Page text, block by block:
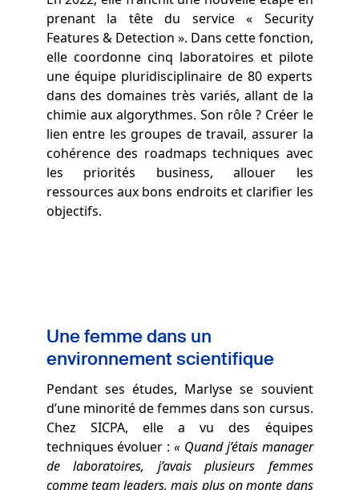
prenant la tête du service « Security
Features & Detection ». Dans cette fonction,
elle coordonne cinq laboratoires et pilote
une équipe pluridisciplinaire de 80 experts
dans des domaines très variés, allant de la
chimie aux algorythmes. Son rôle ? Créer le
lien entre les groupes de travail, assurer la
cohérence des roadmaps techniques avec
les priorités business, allouer les
ressources aux bons endroits et clarifier les
objectifs.
Une femme dans un
environnement scientifique
Pendant ses études, Marlyse se souvient
d’une minorité de femmes dans son cursus.
Chez SICPA, elle a vu des équipes
techniques évoluer : « Quand j’étais manager
de laboratoires, j’avais plusieurs femmes
comme team leaders, mais plus on monte dans